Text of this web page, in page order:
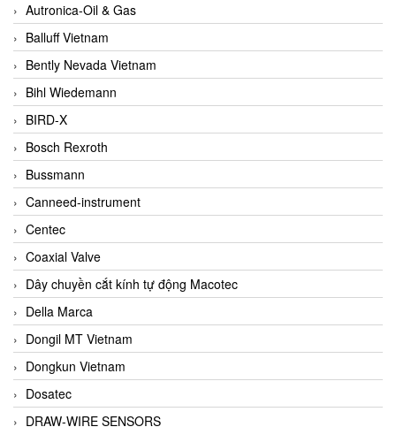
Autronica-Oil & Gas
Balluff Vietnam
Bently Nevada Vietnam
Bihl Wiedemann
BIRD-X
Bosch Rexroth
Bussmann
Canneed-instrument
Centec
Coaxial Valve
Dây chuyền cắt kính tự động Macotec
Della Marca
Dongil MT Vietnam
Dongkun Vietnam
Dosatec
DRAW-WIRE SENSORS